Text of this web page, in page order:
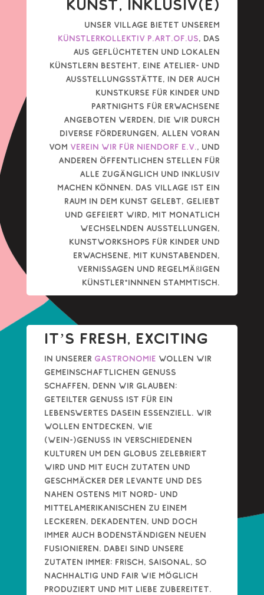
Kunst, Inklusiv(e)
Unser Village bietet unserem
Künstlerkollektiv p.art.of.us, das
aus Geflüchteten und lokalen
Künstlern besteht, eine Atelier- und
Ausstellungsstätte, in der auch
Kunstkurse für Kinder und
pArtNights für Erwachsene
angeboten werden, die wir durch
diverse Förderungen, allen voran
vom Verein Wir für Niendorf E.V., und
anderen öffentlichen Stellen für
alle zugänglich und inklusiv
machen können. Das Village ist ein
Raum in dem Kunst gelebt, geliebt
und gefeiert wird, mit monatlich
wechselnden Ausstellungen,
Kunstworkshops für Kinder und
Erwachsene, mit Kunstabenden,
Vernissagen und regelmäßigen
Künstler*Innnen Stammtisch.
It’s Fresh, exciting
In unserer Gastronomie wollen wir
gemeinschaftlichen genuss
schaffen, denn wir glauben:
geteilter Genuss ist für ein
lebenswertes dasein essenziell. Wir
wollen entdecken, wie
(Wein-)Genuss in verschiedenen
Kulturen um den Globus zelebriert
wird und mit euch zutaten und
geschmäcker der levante und des
nahen ostens mit nord- und
mittelamerikanischen zu einem
leckeren, dekadenten, und doch
immer auch bodenständigen neuen
fusionieren. Dabei sind unsere
Zutaten immer: Frisch, saisonal, so
nachhaltig und fair wie möglich
produziert und mit Liebe zubereitet.